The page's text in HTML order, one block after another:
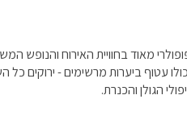
הגולן והכנרת.